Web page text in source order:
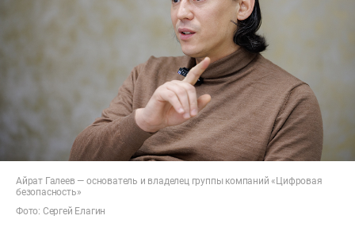
Айрат Галеев — основатель и владелец группы компаний «Цифровая
безопасность»
Фото: Сергей Елагин